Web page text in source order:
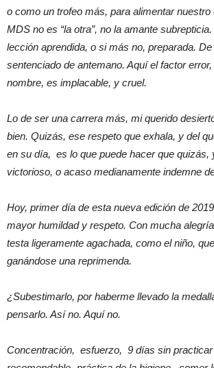
o como un trofeo más, para alimentar nuestro
MDS no es “la otra”, no la amante
lección aprendida, o si más no, preparada.
sentenciado de antemano. Aquí el factor
nombre, es implacable, y cruel.
Lo de ser una carrera más, mi querido
bien. Quizás, ese respeto que exhala, y del
en su día, es lo que puede hacer que quizás,
victorioso, o acaso medianamente indemne
Hoy, primer día de esta nueva edición de
mayor humildad y respeto. Con mucha
testa ligeramente agachada, como el niño,
ganándose una reprimenda.
¿Subestimarlo, por haberme llevado la
pensarlo. Así no. Aquí no.
Concentración, esfuerzo, 9 días sin practicar